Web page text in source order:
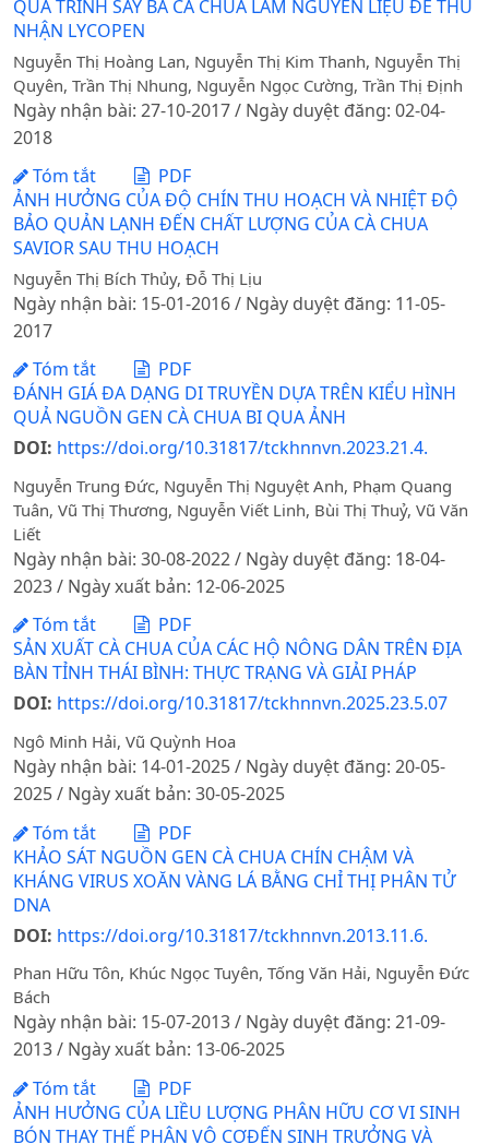
QUÁ TRÌNH SẤY BÃ CÀ CHUA LÀM NGUYÊN LIỆU ĐỂ THU
NHẬN LYCOPEN
Nguyễn Thị Hoàng Lan, Nguyễn Thị Kim Thanh, Nguyễn Thị
Quyên, Trần Thị Nhung, Nguyễn Ngọc Cường, Trần Thị Định
Ngày nhận bài: 27-10-2017 / Ngày duyệt đăng: 02-04-
2018
Tóm tắt
PDF
ẢNH HƯỞNG CỦA ĐỘ CHÍN THU HOẠCH VÀ NHIỆT ĐỘ
BẢO QUẢN LẠNH ĐẾN CHẤT LƯỢNG CỦA CÀ CHUA
SAVIOR SAU THU HOẠCH
Nguyễn Thị Bích Thủy, Đỗ Thị Lịu
Ngày nhận bài: 15-01-2016 / Ngày duyệt đăng: 11-05-
2017
Tóm tắt
PDF
ĐÁNH GIÁ ĐA DẠNG DI TRUYỀN DỰA TRÊN KIỂU HÌNH
QUẢ NGUỒN GEN CÀ CHUA BI QUA ẢNH
DOI: https://doi.org/10.31817/tckhnnvn.2023.21.4.
Nguyễn Trung Đức, Nguyễn Thị Nguyệt Anh, Phạm Quang
Tuân, Vũ Thị Thương, Nguyễn Viết Linh, Bùi Thị Thuỷ, Vũ Văn
Liết
Ngày nhận bài: 30-08-2022 / Ngày duyệt đăng: 18-04-
2023 / Ngày xuất bản: 12-06-2025
Tóm tắt
PDF
SẢN XUẤT CÀ CHUA CỦA CÁC HỘ NÔNG DÂN TRÊN ĐỊA
BÀN TỈNH THÁI BÌNH: THỰC TRẠNG VÀ GIẢI PHÁP
DOI: https://doi.org/10.31817/tckhnnvn.2025.23.5.07
Ngô Minh Hải, Vũ Quỳnh Hoa
Ngày nhận bài: 14-01-2025 / Ngày duyệt đăng: 20-05-
2025 / Ngày xuất bản: 30-05-2025
Tóm tắt
PDF
KHẢO SÁT NGUỒN GEN CÀ CHUA CHÍN CHẬM VÀ
KHÁNG VIRUS XOĂN VÀNG LÁ BẰNG CHỈ THỊ PHÂN TỬ
DNA
DOI: https://doi.org/10.31817/tckhnnvn.2013.11.6.
Phan Hữu Tôn, Khúc Ngọc Tuyên, Tống Văn Hải, Nguyễn Đức
Bách
Ngày nhận bài: 15-07-2013 / Ngày duyệt đăng: 21-09-
2013 / Ngày xuất bản: 13-06-2025
Tóm tắt
PDF
ẢNH HƯỞNG CỦA LIỀU LƯỢNG PHÂN HỮU CƠ VI SINH
BÓN THAY THẾ PHÂN VÔ CƠĐẾN SINH TRƯỞNG VÀ